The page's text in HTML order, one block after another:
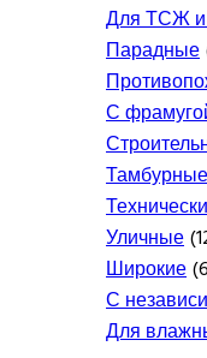
Для ТСЖ
Парадные
С
Тамбурные
Уличные
Широкие
С
Для